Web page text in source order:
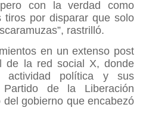
con la verdad como
tiros por disparar que solo
rastrilló.
en un extenso post
de la red social X, donde
política y sus
de la Liberación
gobierno que encabezó